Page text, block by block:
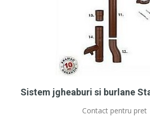
Sistem jgheaburi si burlane
Contact pentru pret